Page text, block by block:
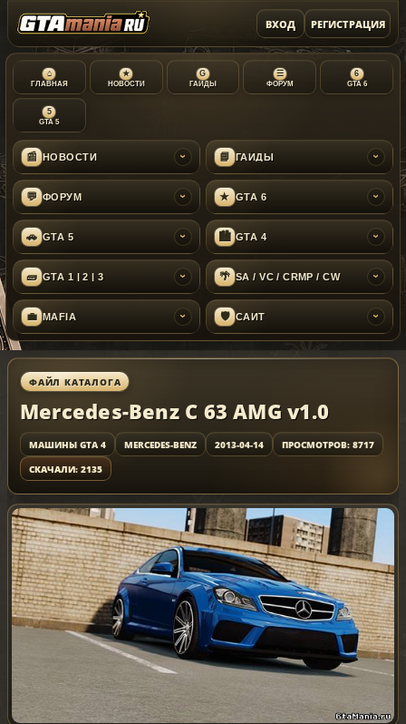
ВХОД РЕГИСТРАЦИЯ
⌂
ГЛАВНАЯ
★
НОВОСТИ
G
ГАЙДЫ
☰
ФОРУМ
6
GTA 6
5
GTA 5
📰 НОВОСТИ › 📘 ГАЙДЫ ›
💬 ФОРУМ › ★ GTA 6 ›
🚗 GTA 5 › 🏙 GTA 4 ›
🧱 GTA 1 | 2 | 3 › 🌴 SA / VC / CRMP / CW ›
💼 MAFIA › 🛡 САЙТ ›
ФАЙЛ КАТАЛОГА
Mercedes-Benz C 63 AMG v1.0
МАШИНЫ GTA 4 MERCEDES-BENZ 2013-04-14
ПРОСМОТРОВ: 8717
СКАЧАЛИ: 2135